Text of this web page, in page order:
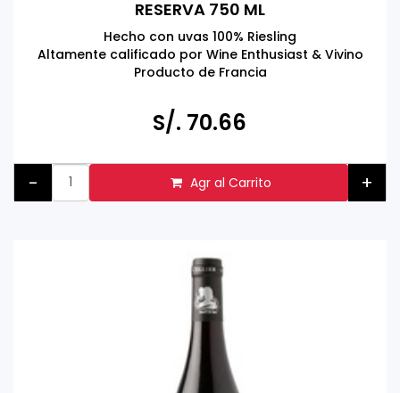
RESERVA 750 ML
Hecho con uvas 100% Riesling
Altamente calificado por Wine Enthusiast & Vivino
Producto de Francia
Prohibida su venta a menores de 18 años
S/. 70.66
- Agr al Carrito +